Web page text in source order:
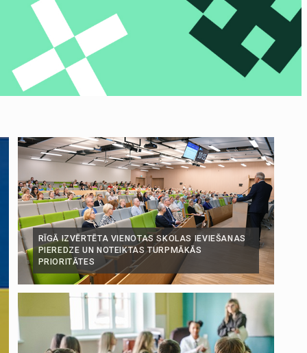
RĪGĀ IZVĒRTĒTA VIENOTAS SKOLAS IEVIEŠANAS
PIEREDZE UN NOTEIKTAS TURPMĀKĀS
PRIORITĀTES